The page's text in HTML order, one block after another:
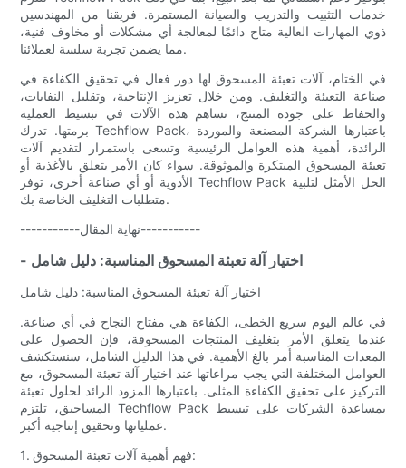
خدمات التثبيت والتدريب والصيانة المستمرة. فريقنا من المهندسين
ذوي المهارات العالية متاح دائمًا لمعالجة أي مشكلات أو مخاوف فنية،
مما يضمن تجربة سلسة لعملائنا.
في الختام، آلات تعبئة المسحوق لها دور فعال في تحقيق الكفاءة في
صناعة التعبئة والتغليف. ومن خلال تعزيز الإنتاجية، وتقليل النفايات،
والحفاظ على جودة المنتج، تساهم هذه الآلات في تبسيط العملية
برمتها. تدرك Techflow Pack، باعتبارها الشركة المصنعة والموردة
الرائدة، أهمية هذه العوامل الرئيسية وتسعى باستمرار لتقديم آلات
تعبئة المسحوق المبتكرة والموثوقة. سواء كان الأمر يتعلق بالأغذية أو
الأدوية أو أي صناعة أخرى، توفر Techflow Pack الحل الأمثل لتلبية
متطلبات التغليف الخاصة بك.
-----------نهاية المقال-----------
- اختيار آلة تعبئة المسحوق المناسبة: دليل شامل
اختيار آلة تعبئة المسحوق المناسبة: دليل شامل
في عالم اليوم سريع الخطى، الكفاءة هي مفتاح النجاح في أي صناعة.
عندما يتعلق الأمر بتغليف المنتجات المسحوقة، فإن الحصول على
المعدات المناسبة أمر بالغ الأهمية. في هذا الدليل الشامل، سنستكشف
العوامل المختلفة التي يجب مراعاتها عند اختيار آلة تعبئة المسحوق، مع
التركيز على تحقيق الكفاءة المثلى. باعتبارها المزود الرائد لحلول تعبئة
المساحيق، تلتزم Techflow Pack بمساعدة الشركات على تبسيط
عملياتها وتحقيق إنتاجية أكبر.
1. فهم أهمية آلات تعبئة المسحوق: